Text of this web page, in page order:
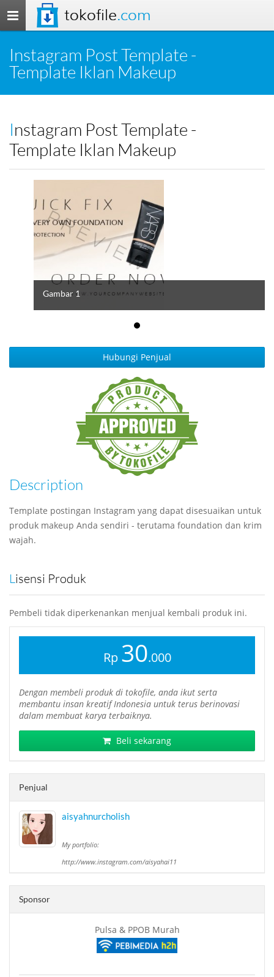
Toggle
navigation
tokofile.com
Instagram Post Template -
Template Iklan Makeup
Instagram Post Template -
Template Iklan Makeup
Gambar 1
Hubungi Penjual
Description
Template postingan Instagram yang dapat disesuaikan untuk
produk makeup Anda sendiri - terutama foundation dan krim
wajah.
Lisensi Produk
Pembeli tidak diperkenankan menjual kembali produk ini.
Rp 30.000
Dengan membeli produk di tokofile, anda ikut serta
membantu insan kreatif Indonesia untuk terus berinovasi
dalam membuat karya terbaiknya.
Beli sekarang
Penjual
aisyahnurcholish
My portfolio:
http://www.instagram.com/aisyahai11
Sponsor
Pulsa & PPOB Murah